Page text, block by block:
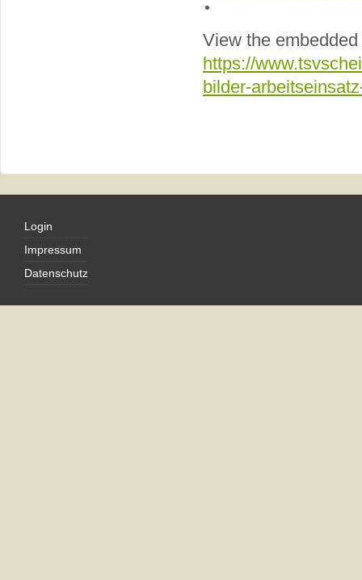
View the
https://
bilder-
Login
Impressum
Datenschutz